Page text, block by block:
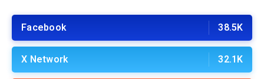
Facebook 38.5K
X Network 32.1K